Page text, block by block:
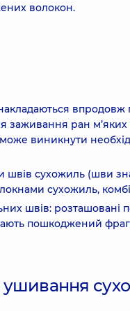
волокон.
впродовж
заживання ран м’яких
виникнути
сухожиль (шви
сухожиль,
швів: розташовані
пошкоджений
ушивання